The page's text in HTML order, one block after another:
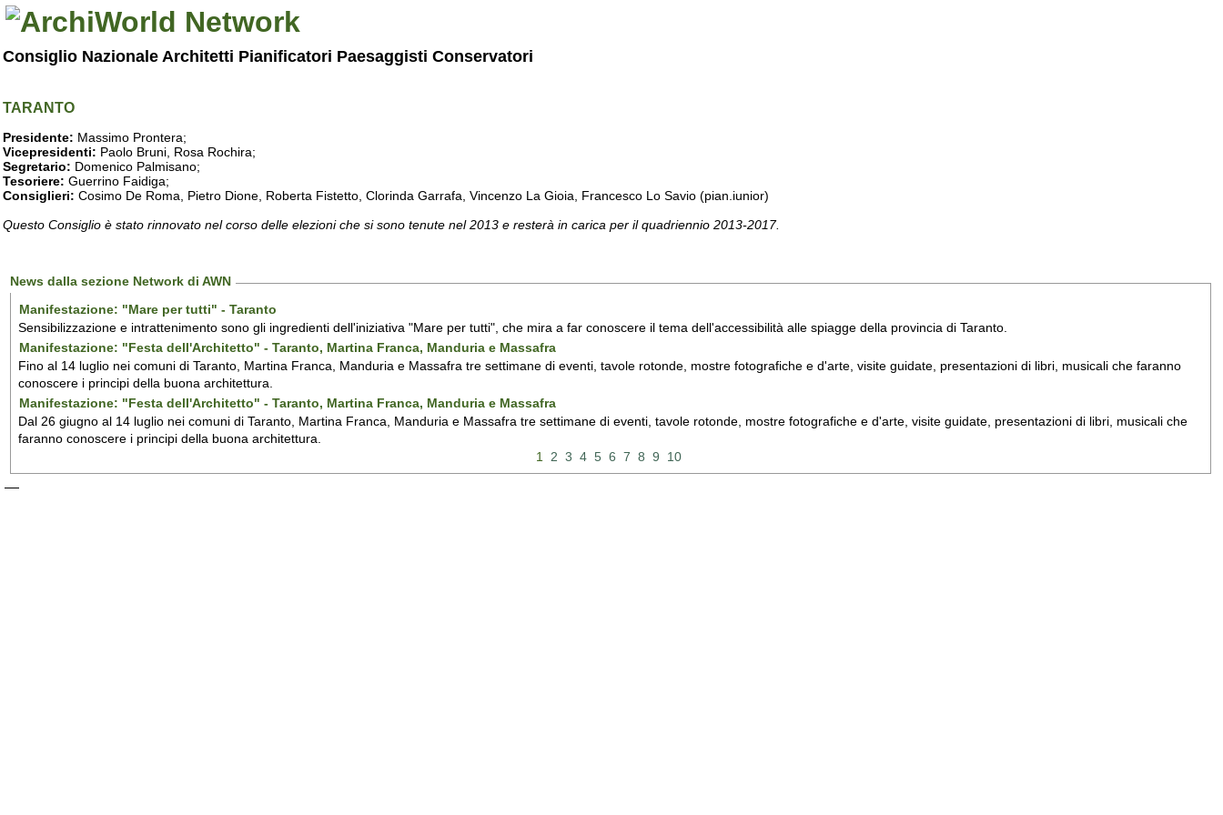
Consiglio Nazionale Architetti Pianificatori Paesaggisti Conservatori
TARANTO
Presidente: Massimo Prontera;
Vicepresidenti: Paolo Bruni, Rosa Rochira;
Segretario: Domenico Palmisano;
Tesoriere: Guerrino Faidiga;
Consiglieri: Cosimo De Roma, Pietro Dione, Roberta Fistetto, Clorinda Garrafa, Vincenzo La Gioia, Francesco Lo Savio (pian.iunior)
Questo Consiglio è stato rinnovato nel corso delle elezioni che si sono tenute nel 2013 e resterà in carica per il quadriennio 2013-2017.
News dalla sezione Network di AWN
Manifestazione: "Mare per tutti" - Taranto
Sensibilizzazione e intrattenimento sono gli ingredienti dell'iniziativa "Mare per tutti", che mira a far conoscere il tema dell'accessibilità alle spiagge della provincia di Taranto.
Manifestazione: "Festa dell'Architetto" - Taranto, Martina Franca, Manduria e Massafra
Fino al 14 luglio nei comuni di Taranto, Martina Franca, Manduria e Massafra tre settimane di eventi, tavole rotonde, mostre fotografiche e d'arte, visite guidate, presentazioni di libri, musicali che faranno
conoscere i principi della buona architettura.
Manifestazione: "Festa dell'Architetto" - Taranto, Martina Franca, Manduria e Massafra
Dal 26 giugno al 14 luglio nei comuni di Taranto, Martina Franca, Manduria e Massafra tre settimane di eventi, tavole rotonde, mostre fotografiche e d'arte, visite guidate, presentazioni di libri, musicali che
faranno conoscere i principi della buona architettura.
1
2 3 4 5 6 7 8 9 10